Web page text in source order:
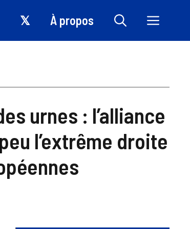
𝕏 À propos
urnes : l’alliance
l’extrême droite